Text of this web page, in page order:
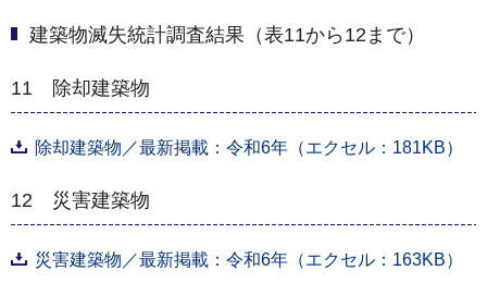
建築物滅失統計調査結果（表11から12まで）
11 除却建築物
除却建築物／最新掲載：令和6年（エクセル：181KB）
12 災害建築物
災害建築物／最新掲載：令和6年（エクセル：163KB）